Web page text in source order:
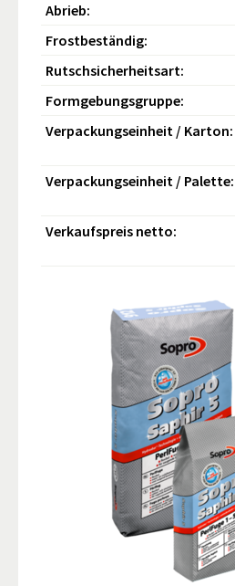
Abrieb:
Frostbeständig:
Rutschsicherheitsart:
Formgebungsgruppe:
Verpackungseinheit / Karton:
Verpackungseinheit / Palette:
Verkaufspreis netto: